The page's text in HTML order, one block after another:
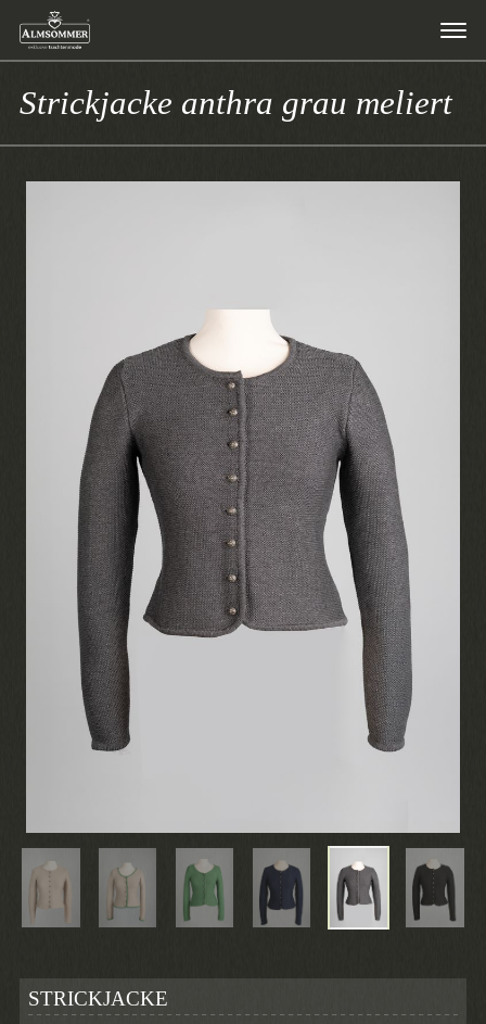
Strickjacke anthra grau meliert
STRICKJACKE